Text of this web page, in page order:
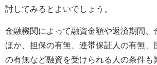
討してみるとよいでしょう。
金融機関によって融資金額や返済期間、
ほか、担保の有無、連帯保証人の有無、
の有無など融資を受けられる人の条件も